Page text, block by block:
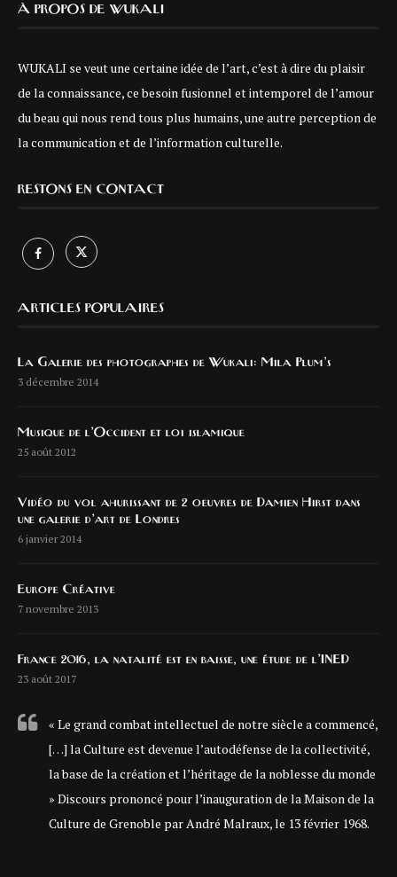
À PROPOS DE WUKALI
WUKALI se veut une certaine idée de l’art, c’est à dire du plaisir
de la connaissance, ce besoin fusionnel et intemporel de l’amour
du beau qui nous rend tous plus humains, une autre perception de
la communication et de l’information culturelle.
RESTONS EN CONTACT
ARTICLES POPULAIRES
La Galerie des photographes de Wukali: Mila Plum’s
3 décembre 2014
Musique de l’Occident et loi islamique
25 août 2012
Vidéo du vol ahurissant de 2 oeuvres de Damien Hirst dans
une galerie d’art de Londres
6 janvier 2014
Europe Créative
7 novembre 2013
France 2016, la natalité est en baisse, une étude de l’INED
23 août 2017
« Le grand combat intellectuel de notre siècle a commencé,
[…] la Culture est devenue l’autodéfense de la collectivité,
la base de la création et l’héritage de la noblesse du monde
» Discours prononcé pour l’inauguration de la Maison de la
Culture de Grenoble par André Malraux, le 13 février 1968.